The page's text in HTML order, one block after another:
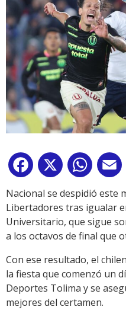
Facebook
X
Nacional se despidió este
Libertadores tras igualar
Universitario, que sigue
a los octavos de final que
Con ese resultado, el
la fiesta que comenzó un
Deportes Tolima y se
mejores del certamen.